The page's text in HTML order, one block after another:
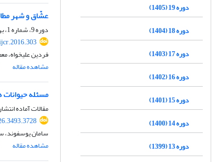
عشّاق و شهر
دوره 9، شماره 1، بهار 1395، صفحه
فردین علیخواه،
مشاهده مقاله
مسئله حیوانات
مقالات آماده
سامان یوسفوند،
مشاهده مقاله
دوره 19 (1405)
دوره 18 (1404)
دوره 17 (1403)
دوره 16 (1402)
دوره 15 (1401)
دوره 14 (1400)
دوره 13 (1399)